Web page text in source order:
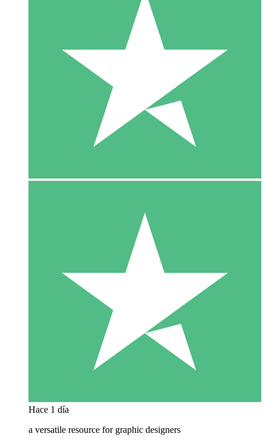
Hace 1 día
a versatile resource for graphic designers